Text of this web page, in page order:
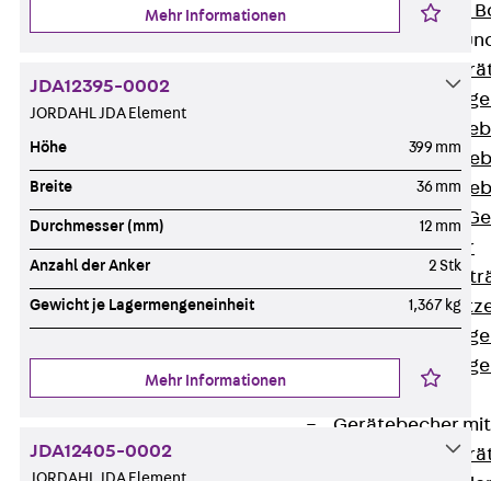
Nivellierbare
Gerätebecher
Runde
Eckige
Eckige
Zubehör für
Geräteträger
Multimedia
Gerätebecher
Mehr Informationen
JDA12395-0002
JORDAHL JDA Element
Höhe 399 mm
Breite 36 mm
Durchmesser (mm) 12 mm
Anzahl der Anker 2 Stk
Gewicht je Lagermengeneinheit 1,367 kg
Mehr Informationen
JDA12405-0002